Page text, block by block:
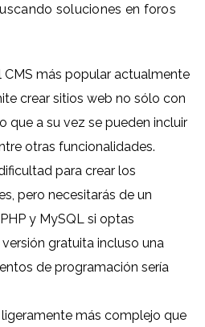
soluciones en foros
CMS más popular actualmente
crear sitios web no sólo con
que a su vez se pueden incluir
otras funcionalidades.
para crear los
pero necesitarás de un
y MySQL si optas
versión gratuita incluso una
de programación sería
ligeramente más complejo que